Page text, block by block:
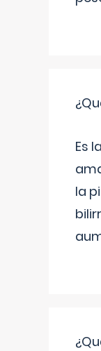
Es
la